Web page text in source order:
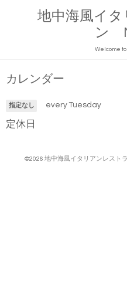
地中海風イ
ン
Welcome
カレンダー
指定なし every Tuesday
定休日
©2026 地中海風イタリアンレスト